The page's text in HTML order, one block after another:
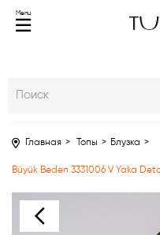
Menu
Главная Топы Блузка
Büyük Beden 3331006 V Yaka